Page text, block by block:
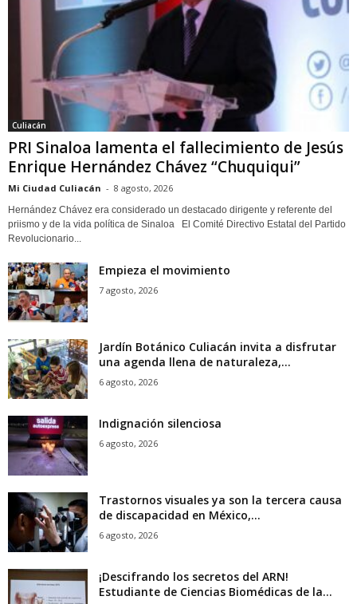
Culiacán
PRI Sinaloa lamenta el fallecimiento de Jesús
Enrique Hernández Chávez “Chuquiqui”
Mi Ciudad Culiacán - 8 agosto, 2026
Hernández Chávez era considerado un destacado dirigente y referente del
priismo y de la vida política de Sinaloa El Comité Directivo Estatal del Partido
Revolucionario...
Empieza el movimiento
7 agosto, 2026
Jardín Botánico Culiacán invita a disfrutar
una agenda llena de naturaleza,...
6 agosto, 2026
Indignación silenciosa
6 agosto, 2026
Trastornos visuales ya son la tercera causa
de discapacidad en México,...
6 agosto, 2026
¡Descifrando los secretos del ARN!
Estudiante de Ciencias Biomédicas de la...